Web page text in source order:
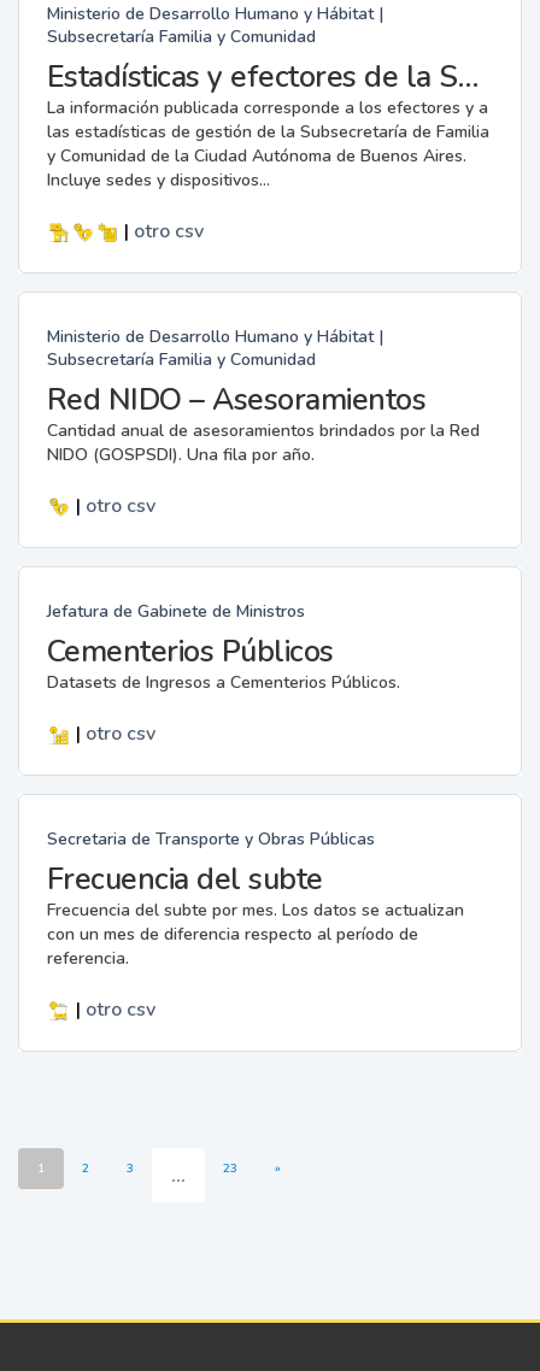
Ministerio de Desarrollo Humano y Hábitat |
Subsecretaría Familia y Comunidad
Estadísticas y efectores de la Subsecretaría de Familia y Comunidad
La información publicada corresponde a los efectores y a
las estadísticas de gestión de la Subsecretaría de Familia
y Comunidad de la Ciudad Autónoma de Buenos Aires.
Incluye sedes y dispositivos...
| otro csv
Ministerio de Desarrollo Humano y Hábitat |
Subsecretaría Familia y Comunidad
Red NIDO – Asesoramientos
Cantidad anual de asesoramientos brindados por la Red
NIDO (GOSPSDI). Una fila por año.
| otro csv
Jefatura de Gabinete de Ministros
Cementerios Públicos
Datasets de Ingresos a Cementerios Públicos.
| otro csv
Secretaria de Transporte y Obras Públicas
Frecuencia del subte
Frecuencia del subte por mes. Los datos se actualizan
con un mes de diferencia respecto al período de
referencia.
| otro csv
1 2 3 ... 23 »